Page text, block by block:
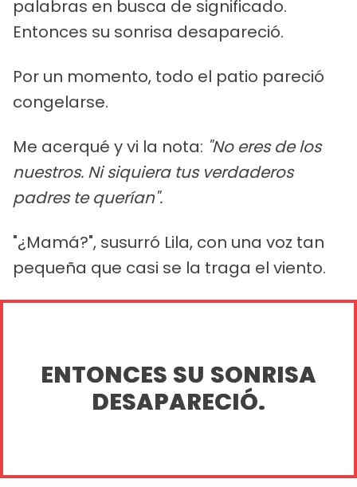
palabras en busca de significado.
Entonces su sonrisa desapareció.
Por un momento, todo el patio pareció
congelarse.
Me acerqué y vi la nota: "No eres de los
nuestros. Ni siquiera tus verdaderos
padres te querían".
"¿Mamá?", susurró Lila, con una voz tan
pequeña que casi se la traga el viento.
ENTONCES SU SONRISA
DESAPARECIÓ.